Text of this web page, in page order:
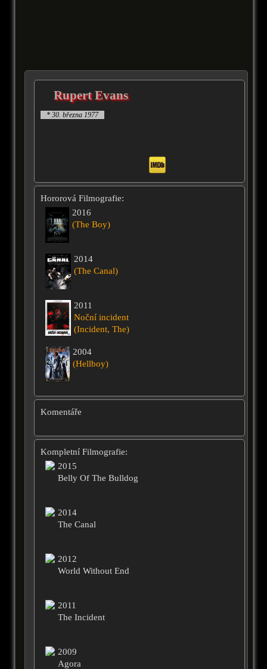
Rupert Evans
* 30. března 1977
Hororová Filmografie:
2016
(The Boy)
2014
(The Canal)
2011
Noční incident
(Incident, The)
2004
(Hellboy)
Komentáře
Kompletní Filmografie:
2015
Belly Of The Bulldog
2014
The Canal
2012
World Without End
2011
The Incident
2009
Agora